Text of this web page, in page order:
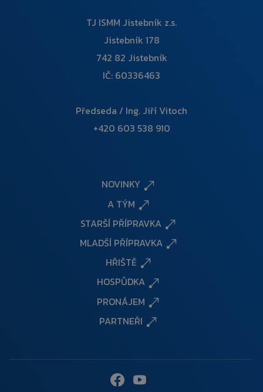
TJ ISMM Jistebník z.s.
Jistebník 178
742 82 Jistebník
IČ: 60336463
Předseda / Ing. Jiří Vitoch
+420 603 538 910
NOVINKY
A TÝM
STARŠÍ PŘÍPRAVKA
MLADŠÍ PŘÍPRAVKA
HŘIŠTĚ
HOSPŮDKA
PRONÁJEM
PARTNEŘI